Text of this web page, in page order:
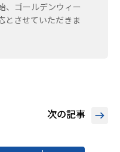
、ゴールデンウィー
とさせていただきま
次の記事